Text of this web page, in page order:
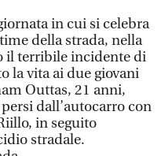
in cui si celebra
della strada, nella
il terribile incidente di
la vita ai due giovani
Outtas, 21 anni,
dall’autocarro con
in seguito
stradale.